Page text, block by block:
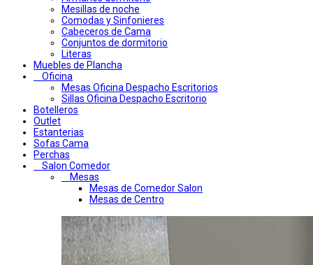
Mesillas de noche
Comodas y Sinfonieres
Cabeceros de Cama
Conjuntos de dormitorio
Literas
Muebles de Plancha
Oficina
Mesas Oficina Despacho Escritorios
Sillas Oficina Despacho Escritorio
Botelleros
Outlet
Estanterias
Sofas Cama
Perchas
Salon Comedor
Mesas
Mesas de Comedor Salon
Mesas de Centro